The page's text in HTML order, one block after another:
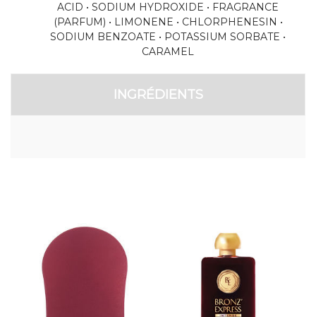
ACID • SODIUM HYDROXIDE • FRAGRANCE
(PARFUM) • LIMONENE • CHLORPHENESIN •
SODIUM BENZOATE • POTASSIUM SORBATE •
CARAMEL
INGRÉDIENTS